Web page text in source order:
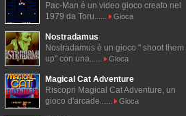
Pac-Man é un video gioco creato nel
1979 da Toru......
Gioca
Nostradamus
Nostradamus è un gioco " shoot them
up" con una......
Gioca
Magical Cat Adventure
Riscopri Magical Cat Adventure, un
gioco d'arcade......
Gioca